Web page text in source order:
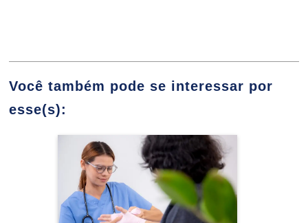
Planejamento de Carreira
10h
Assistência de Enfermagem à Vítima de
Traumatismo
Você também pode se interessar por
esse(s):
Especialização em
Assistência de
Enfermagem em
Dermatologia com Ênfase
no Tratamento de Feridas